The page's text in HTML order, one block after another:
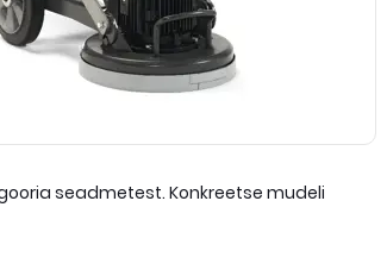
seadmetest. Konkreetse mudeli